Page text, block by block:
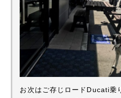
お次はご存じロードDucati乗